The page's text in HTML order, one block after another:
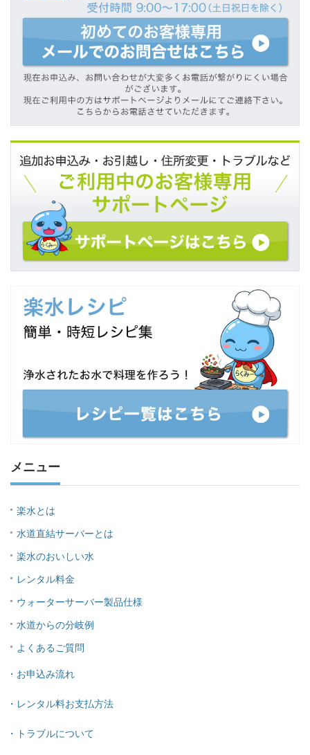
メニュー
楽水とは
水道直結サーバーとは
楽水のおいしい水
レンタル料金
ウォーターサーバー製品仕様
水道からの分岐例
よくあるご質問
・お申込み流れ
・レンタル料お支払方法
・トラブルについて